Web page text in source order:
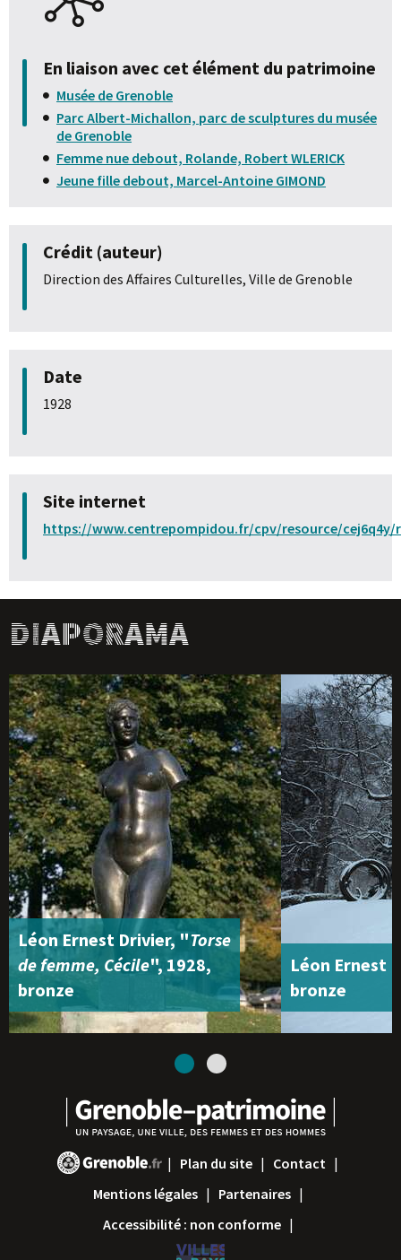
En liaison avec cet élément du patrimoine
Musée de Grenoble
Parc Albert-Michallon, parc de sculptures du musée
de Grenoble
Femme nue debout, Rolande, Robert WLERICK
Jeune fille debout, Marcel-Antoine GIMOND
Crédit (auteur)
Direction des Affaires Culturelles, Ville de Grenoble
Date
1928
Site internet
https://www.centrepompidou.fr/cpv/resource/cej6q4y/
Diaporama
Léon Ernest Drivier, "Torse
de femme, Cécile", 1928,
bronze
Léon Ernest
bronze
Plan du site
Contact
Mentions légales
Partenaires
Accessibilité : non conforme